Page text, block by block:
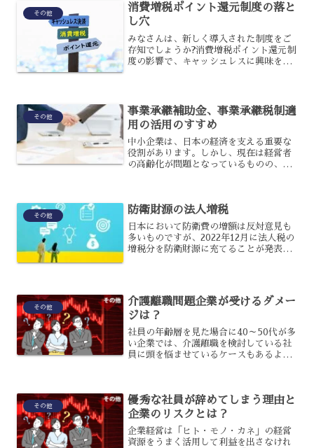
高市政権が高支持率を維...
その他
消費増税ポイント還元制度の落と
し穴
みなさんは、新しく導入された制度をご
存知でしょうか?消費増税ポイント還元制
度の影響で、キャッシュレスに興味を持
いたことはありませんか...
その他
事業承継補助金、事業承継税制適
用の活用のすすめ
中小企業は、日本の経済を支える重要な
役割があります。しかし、現在は経営者
の高齢化が問題となっているものの、事
や税制措置について、解説...
その他 防衛財源の法人増税
日本において防衛費の増額は反対意見も
多いものですが、2022年12月に法人税の
増税分を防衛財源に充てることが発表さ
はその内容も...
その他
介護離職問題企業が受けるダメー
ジは？
社員の年齢層を見た場合に40～50代が多
い企業では、介護離職を検討している社
員に頭を悩ませているケースもあるよう
をしていくことが必要...
その他
優秀な社員が辞めてしまう理由と
企業のリスクとは？
企業経営は「ヒト・モノ・カネ」の経営
資源をうまく活用して利益を出さなけれ